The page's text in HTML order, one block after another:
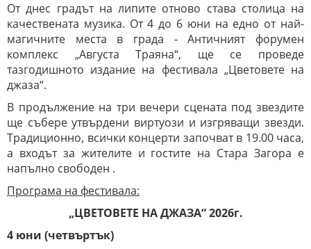
От днес градът на липите отново става столица на
качествената музика. От 4 до 6 юни на едно от най-
магичните места в града - Античният форумен
комплекс „Августа Траяна“, ще се проведе
тазгодишното издание на фестивала „Цветовете на
джаза“.
В продължение на три вечери сцената под звездите
ще събере утвърдени виртуози и изгряващи звезди.
Традиционно, всички концерти започват в 19.00 часа,
а входът за жителите и гостите на Стара Загора е
напълно свободен .
Програма на фестивала:
„ЦВЕТОВЕТЕ НА ДЖАЗА“ 2026г.
4 юни (четвъртък)